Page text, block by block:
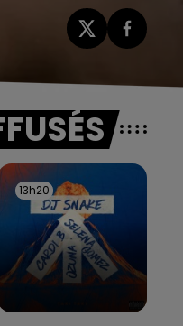
13h20
13h20